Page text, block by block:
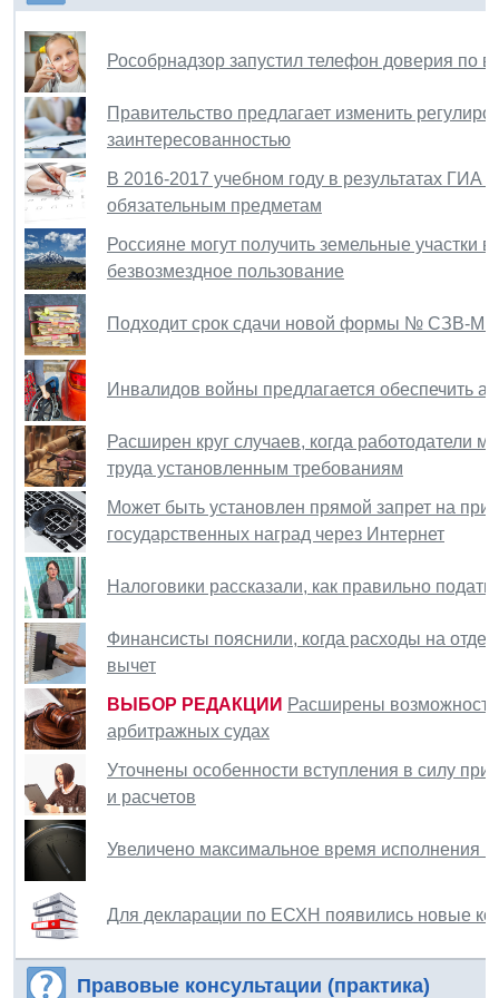
Рособрнадзор запустил телефон доверия по
Правительство предлагает изменить
заинтересованностью
В 2016-2017 учебном году в результатах ГИА
обязательным предметам
Россияне могут получить земельные участки
безвозмездное пользование
Подходит срок сдачи новой формы № СЗВ-М
Инвалидов войны предлагается обеспечить
Расширен круг случаев, когда работодатели
труда установленным требованиям
Может быть установлен прямой запрет на
государственных наград через Интернет
Налоговики рассказали, как правильно
Финансисты пояснили, когда расходы на
вычет
ВЫБОР РЕДАКЦИИ Расширены
арбитражных судах
Уточнены особенности вступления в силу
и расчетов
Увеличено максимальное время исполнения
Для декларации по ЕСХН появились новые
Правовые консультации (практика)